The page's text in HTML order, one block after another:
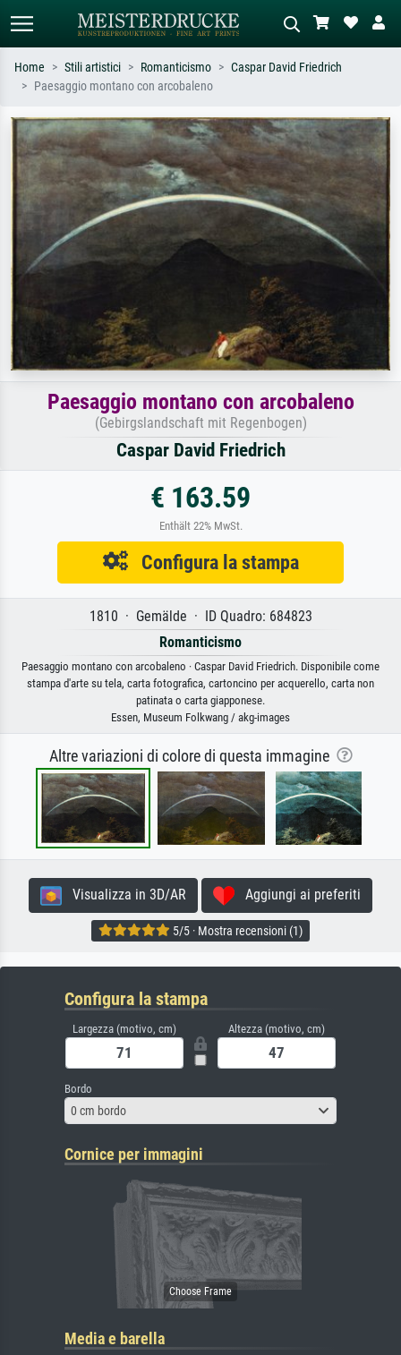
Cerca per artista, titolo o stile – es.
Monet, Notte stellata,
Impressionismo, onda di Hokusai,
nudo.
Descrivi la scena – es. prato verde,
astratto con molto rosso, dipinto a
olio scuro, nudo in piedi vicino a un
albero.
Home Stili artistici Romanticismo
Caspar David Friedrich
Paesaggio montano con arcobaleno
Paesaggio montano con arcobaleno
(Gebirgslandschaft mit Regenbogen)
Caspar David Friedrich
€ 163.59
Enthält 22% MwSt.
Configura la stampa
1810 · Gemälde · ID Quadro: 684823
Romanticismo
Paesaggio montano con arcobaleno · Caspar David Friedrich. Disponibile come
stampa d'arte su tela, carta fotografica, cartoncino per acquerello, carta non
patinata o carta giapponese.
Essen, Museum Folkwang / akg-images
Altre variazioni di colore di questa immagine
Visualizza in 3D/AR Aggiungi ai preferiti
5/5 · Mostra recensioni (1)
Configura la stampa
Largezza (motivo, cm) Altezza (motivo, cm)
Bordo
0 cm bordo
Cornice per immagini
Media e barella